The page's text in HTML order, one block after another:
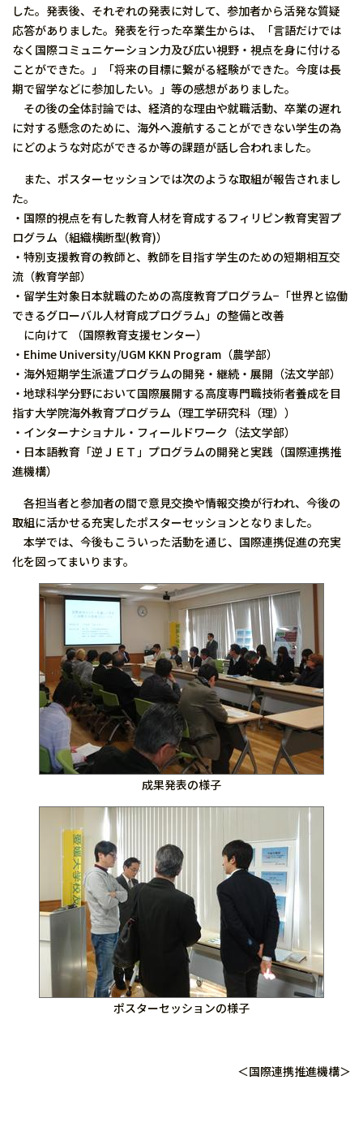
した。発表後、それぞれの発表に対して、参加者から活発な質疑
応答がありました。発表を行った卒業生からは、「言語だけでは
なく国際コミュニケーション力及び広い視野・視点を身に付ける
ことができた。」「将来の目標に繋がる経験ができた。今度は長
期で留学などに参加したい。」等の感想がありました。
その後の全体討論では、経済的な理由や就職活動、卒業の遅れ
に対する懸念のために、海外へ渡航することができない学生の為
にどのような対応ができるか等の課題が話し合われました。
また、ポスターセッションでは次のような取組が報告されまし
た。
・国際的視点を有した教育人材を育成するフィリピン教育実習プ
ログラム（組織横断型(教育)）
・特別支援教育の教師と、教師を目指す学生のための短期相互交
流（教育学部）
・留学生対象日本就職のための高度教育プログラム−「世界と協働
できるグローバル人材育成プログラム」の整備と改善
に向けて （国際教育支援センター）
・Ehime University/UGM KKN Program（農学部）
・海外短期学生派遣プログラムの開発・継続・展開（法文学部）
・地球科学分野において国際展開する高度専門職技術者養成を目
指す大学院海外教育プログラム（理工学研究科（理））
・インターナショナル・フィールドワーク（法文学部）
・日本語教育「逆ＪＥＴ」プログラムの開発と実践（国際連携推
進機構）
各担当者と参加者の間で意見交換や情報交換が行われ、今後の
取組に活かせる充実したポスターセッションとなりました。
本学では、今後もこういった活動を通じ、国際連携促進の充実
化を図ってまいります。
成果発表の様子
ポスターセッションの様子
＜国際連携推進機構＞